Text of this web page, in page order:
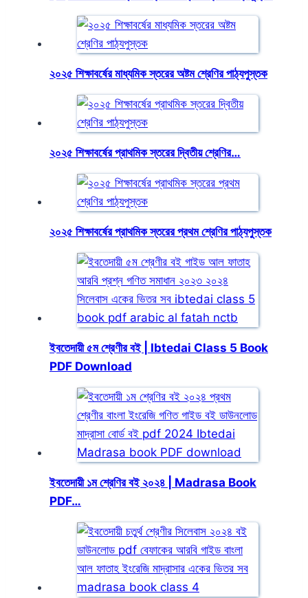
২০২৫ শিক্ষাবর্ষের মাধ্যমিক স্তরের অষ্টম শ্রেণির পাঠ্যপুস্তক
২০২৫ শিক্ষাবর্ষের প্রাথমিক স্তরের দ্বিতীয় শ্রেণির…
২০২৫ শিক্ষাবর্ষের প্রাথমিক স্তরের প্রথম শ্রেণির পাঠ্যপুস্তক
ইবতেদায়ী ৫ম শ্রেণীর বই | Ibtedai Class 5 Book
PDF Download
ইবতেদায়ী ১ম শ্রেণির বই ২০২৪ | Madrasa Book
PDF…